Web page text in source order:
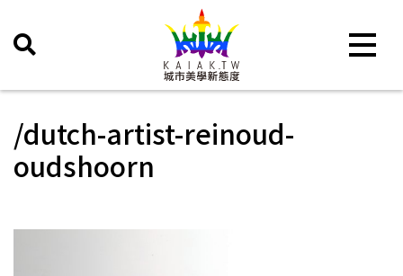
Toggle
/dutch-artist-reinoud-
oudshoorn